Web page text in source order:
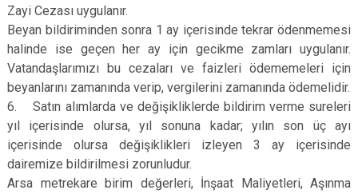
Zayi Cezası uygulanır.
Beyan bildiriminden sonra 1 ay içerisinde tekrar ödenmemesi
halinde ise geçen her ay için gecikme zamları uygulanır.
Vatandaşlarımızı bu cezaları ve faizleri ödememeleri için
beyanlarını zamanında verip, vergilerini zamanında ödemelidir.
6. Satın alımlarda ve değişikliklerde bildirim verme sureleri
yıl içerisinde olursa, yıl sonuna kadar; yılın son üç ayı
içerisinde olursa değişiklikleri izleyen 3 ay içerisinde
dairemize bildirilmesi zorunludur.
Arsa metrekare birim değerleri, İnşaat Maliyetleri, Aşınma